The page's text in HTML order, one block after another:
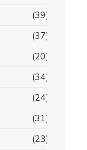
(39)
(37)
(20)
(34)
(24)
(31)
(23)